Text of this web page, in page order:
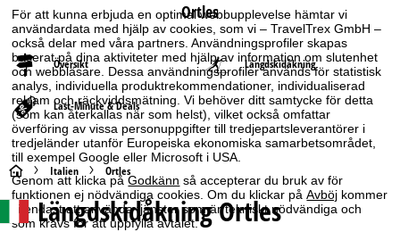
För att kunna erbjuda en optimal webbupplevelse hämtar vi
användardata med hjälp av cookies, som vi – TravelTrex GmbH –
också delar med våra partners. Användningsprofiler skapas
baserat på dina aktiviteter med hjälp av information om slutenhet
och webbläsare. Dessa användningsprofiler används för statistisk
analys, individuella produktrekommendationer, individualiserad
reklam och räckviddsmätning. Vi behöver ditt samtycke för detta
(som kan återkallas när som helst), vilket också omfattar
överföring av vissa personuppgifter till tredjepartsleverantörer i
tredjeländer utanför Europeiska ekonomiska samarbetsområdet,
till exempel Google eller Microsoft i USA.
Genom att klicka påGodkänn så accepterar du bruk av för
funktionen ej nödvändiga cookies. Om du klickar påAvböj kommer
vi endast att använda tjänster som är tekniskt nödvändiga och
som krävs för att uppfylla avtalet.
Ortles
Översikt Längdskidåkning
Last-Minute & Deals
S
t
Italien Ortles
Längdskidåkning Ortles